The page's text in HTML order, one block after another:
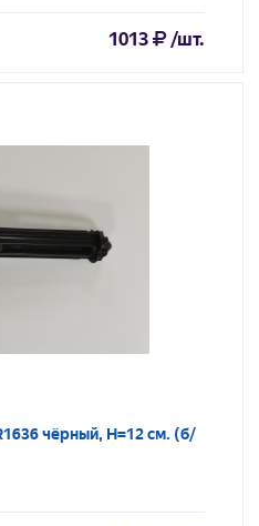
1013 /шт.
чёрный, Н=12 см. (б/